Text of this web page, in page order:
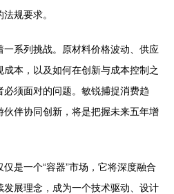
规要求。
系列挑战。原材料价格波动、供应
本，以及如何在创新与成本控制之
须面对的问题。敏锐捕捉消费趋
伴协同创新，将是把握未来五年增
是一个“容器”市场，它将深度融合
展理念，成为一个技术驱动、设计